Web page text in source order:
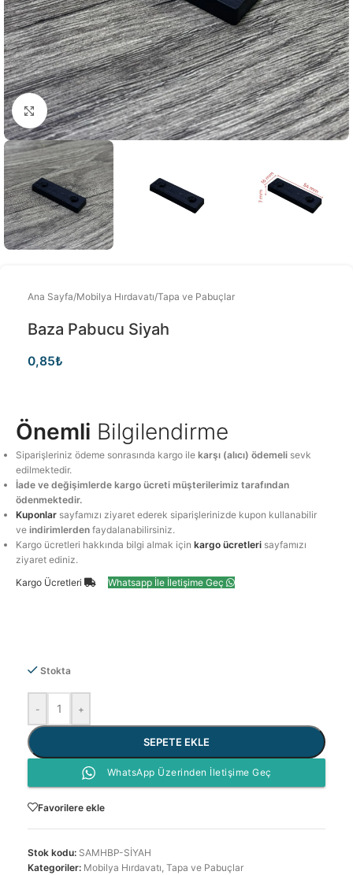
Büyütmek için tıklayınız
Ana Sayfa/Mobilya Hırdavatı/Tapa ve Pabuçlar
Baza Pabucu Siyah
0,85₺
Önemli Bilgilendirme
Siparişleriniz ödeme sonrasında kargo ilekarşı (alıcı) ödemeli sevk
edilmektedir.
İade ve değişimlerde kargo ücreti müşterilerimiz tarafından
ödenmektedir.
Kuponlar sayfamızı ziyaret ederek siparişlerinizde kupon kullanabilir
veindirimlerden faydalanabilirsiniz.
Kargo ücretleri hakkında bilgi almak içinkargo ücretleri sayfamızı
ziyaret ediniz.
Kargo Ücretleri
Whatsapp İle İletişime Geç
Stokta
- +
SEPETE EKLE
WhatsApp Üzerinden İletişime Geç
Favorilere ekle
Stok kodu: SAMHBP-SİYAH
Kategoriler: Mobilya Hırdavatı, Tapa ve Pabuçlar